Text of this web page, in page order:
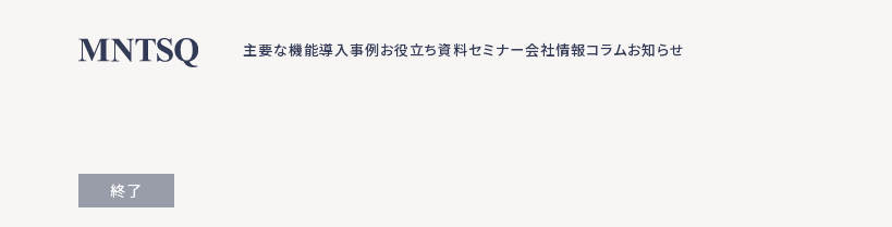
主要な機能導入事例お役立ち資料セミナー会社情報コラムお知らせ
終了